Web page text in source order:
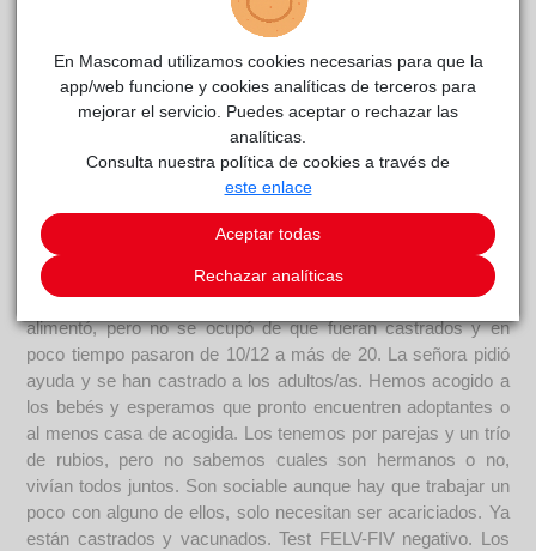
gatera y también juega mucho con las voluntarias. Es algo
tímido al principio, pero cuando te ganas su confianza se
muestra muy cariñoso. Le encanta estar al lado de las
voluntarias tranquilo, pero también le gustan los ratos de
juego con sus compañeros felinos. Es muy espabilado, pues
es el primero en llegar cuando se reparten chuches. Él ya ha
esperado suficiente para tener una familia así que si tener
gato te ronda la cabeza, ven a conocerle y hazle un huequito
en tu vida. ---------------------------------------------------------... Los
gatos de apellido CARI y nombres caribeños, vienen del
mismo sitio: el jardín de un chalet donde se estableció un
grupo de gatos callejeros, la propietaria les dejó estar y
alimentó, pero no se ocupó de que fueran castrados y en
poco tiempo pasaron de 10/12 a más de 20. La señora pidió
ayuda y se han castrado a los adultos/as. Hemos acogido a
los bebés y esperamos que pronto encuentren adoptantes o
al menos casa de acogida. Los tenemos por parejas y un trío
de rubios, pero no sabemos cuales son hermanos o no,
vivían todos juntos. Son sociable aunque hay que trabajar un
poco con alguno de ellos, solo necesitan ser acariciados. Ya
están castrados y vacunados. Test FELV-FIV negativo. Los
En Mascomad utilizamos cookies necesarias para que la
app/web funcione y cookies analíticas de terceros para
mejorar el servicio. Puedes aceptar o rechazar las
analíticas.
Consulta nuestra política de cookies a través de
este enlace
Aceptar todas
Rechazar analíticas